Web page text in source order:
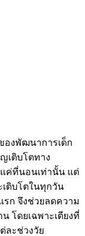
งพัฒนาการเด็ก
เติบโตทาง
แค่ที่นอนเท่านั้น แต่
ติบโตในทุกวัน
รก จึงช่วยลดความ
โดยเฉพาะเตียงที่
ละช่วงวัย